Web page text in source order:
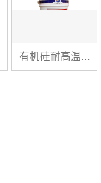
有机硅耐高温...